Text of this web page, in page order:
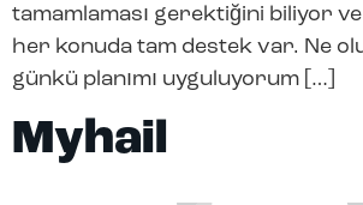
tamamlaması gerektiğini biliyor
her konuda tam destek var. Ne
günkü planımı uyguluyorum […]
Myhail